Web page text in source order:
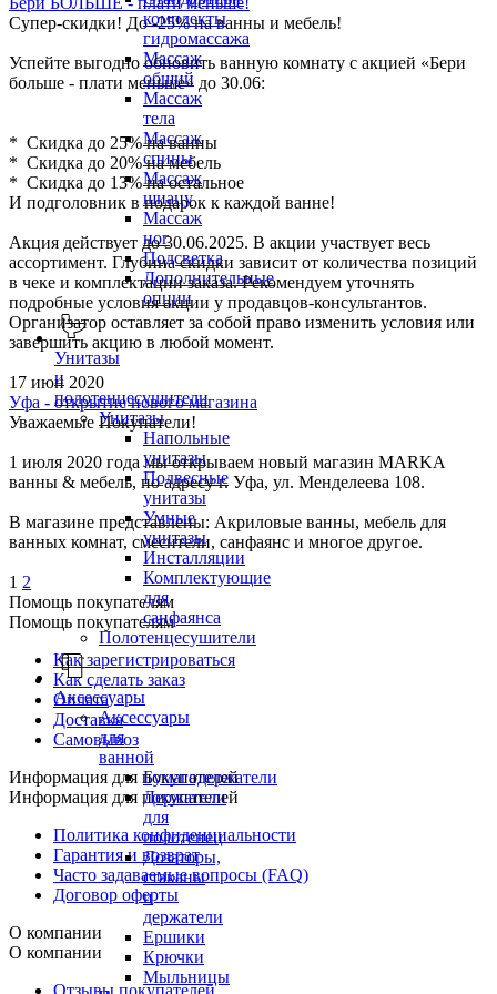
комплекты
гидромассажа
Массаж
общий
Массаж
тела
Массаж
спины
Массаж
шиацу
Массаж
ног
Подсветка
Дополнительные
опции
Унитазы
и
полотенцесушители
Унитазы
Напольные
унитазы
Подвесные
унитазы
Умные
унитазы
Инсталляции
Комплектующие
для
санфаянса
Полотенцесушители
Аксессуары
Аксессуары
для
ванной
Бумагодержатели
Держатели
для
полотенец
Дозаторы,
стаканы
и
держатели
Ершики
Крючки
Мыльницы
Супер-скидки! До -25% на ванны и мебель!
Успейте выгодно обновить ванную комнату с акцией «Бери
больше - плати меньше» до 30.06:
* Скидка до 25% на ванны
* Скидка до 20% на мебель
* Скидка до 13% на остальное
И подголовник в подарок к каждой ванне!
Акция действует до 30.06.2025. В акции участвует весь
ассортимент. Глубина скидки зависит от количества позиций
в чеке и комплектации заказа. Рекомендуем уточнять
подробные условия акции у продавцов-консультантов.
Организатор оставляет за собой право изменить условия или
завершить акцию в любой момент.
17 июн 2020
Уфа - открытие нового магазина
Уважаемые Покупатели!
1 июля 2020 года мы открываем новый магазин MARKA
ванны & мебель, по адресу г. Уфа, ул. Менделеева 108.
В магазине представлены: Акриловые ванны, мебель для
ванных комнат, смесители, санфаянс и многое другое.
1 2
Помощь покупателям
Помощь покупателям
Как зарегистрироваться
Как сделать заказ
Оплата
Доставка
Самовывоз
Информация для покупателей
Информация для покупателей
Политика конфиденциальности
Гарантия и возврат
Часто задаваемые вопросы (FAQ)
Договор оферты
О компании
О компании
Отзывы покупателей